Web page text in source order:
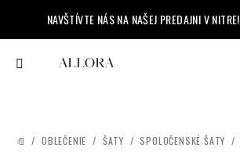
obsah
NAVŠTÍVTE NÁS NA NAŠEJ PREDAJNI V NITRE!
DOMOV
/ OBLEČENIE / ŠATY / SPOLOČENSKÉ ŠATY /